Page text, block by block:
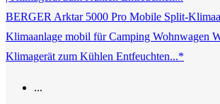
BERGER Arktar 5000 Pro Mobile Split-
Klimaanlage mobil für Camping Wohnwagen
Klimagerät zum Kühlen Entfeuchten...*
...